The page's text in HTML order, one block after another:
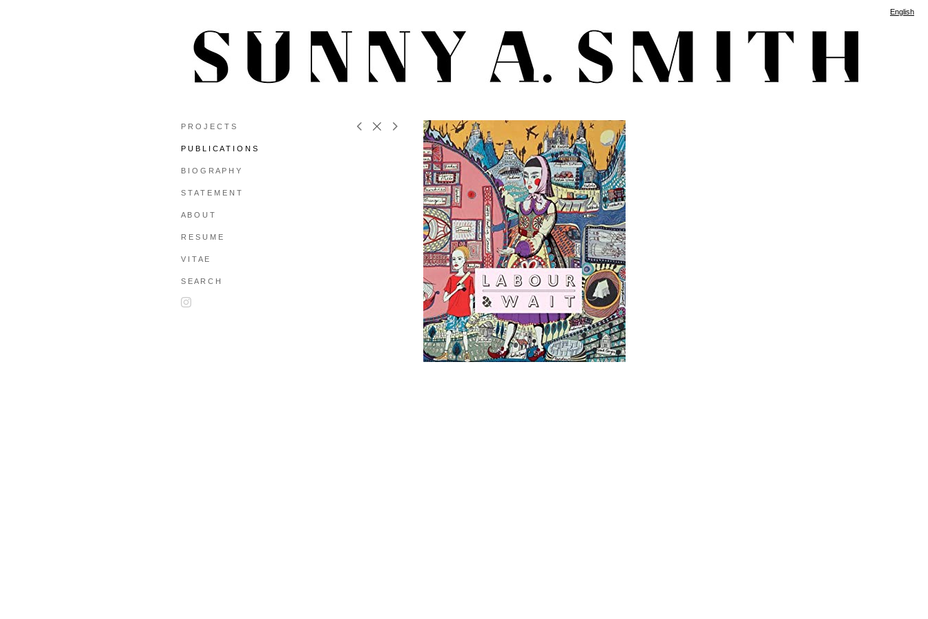
English
P R O J E C T S
P U B L I C A T I O N S
B I O G R A P H Y
S T A T E M E N T
A B O U T
R E S U M E
V I T A E
S E A R C H